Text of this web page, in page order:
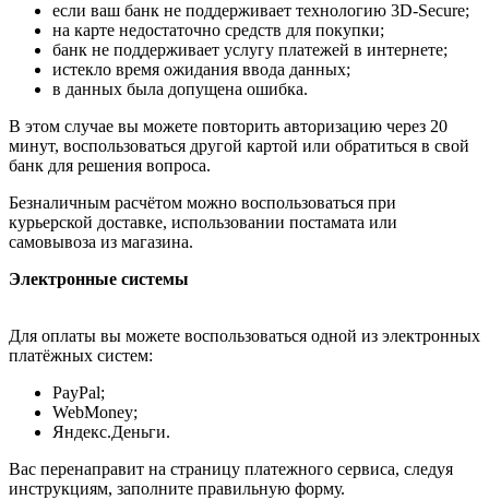
если ваш банк не поддерживает технологию 3D-Secure;
на карте недостаточно средств для покупки;
банк не поддерживает услугу платежей в интернете;
истекло время ожидания ввода данных;
в данных была допущена ошибка.
В этом случае вы можете повторить авторизацию через 20
минут, воспользоваться другой картой или обратиться в свой
банк для решения вопроса.
Безналичным расчётом можно воспользоваться при
курьерской доставке, использовании постамата или
самовывоза из магазина.
Электронные системы
Для оплаты вы можете воспользоваться одной из электронных
платёжных систем:
PayPal;
WebMoney;
Яндекс.Деньги.
Вас перенаправит на страницу платежного сервиса, следуя
инструкциям, заполните правильную форму.